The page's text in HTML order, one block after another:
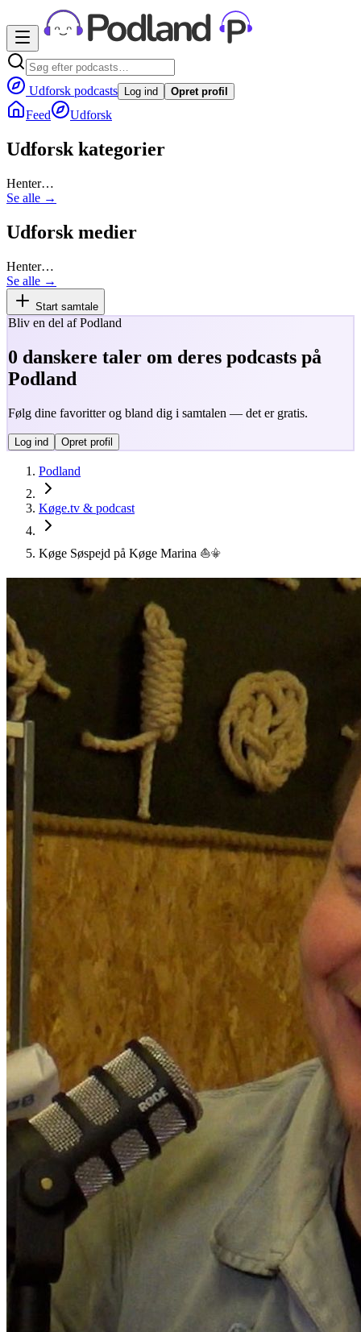
Udforsk podcasts Log ind Opret profil
Feed Udforsk
Udforsk kategorier
Henter…
Se alle →
Udforsk medier
Henter…
Se alle →
Start samtale
Bliv en del af Podland
0 danskere taler om deres podcasts på
Podland
Følg dine favoritter og bland dig i samtalen — det er gratis.
Log ind Opret profil
Podland
Køge.tv & podcast
Køge Søspejd på Køge Marina ⛵⚜️